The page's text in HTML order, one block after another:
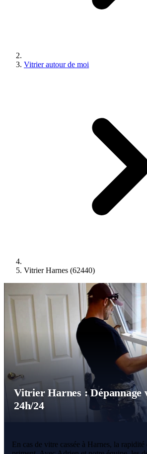
Vitrier autour de moi
Vitrier Harnes (62440)
Vitrier Harnes : Dépannage
24h/24
En cas de vitre cassée à Harnes, la rapidité